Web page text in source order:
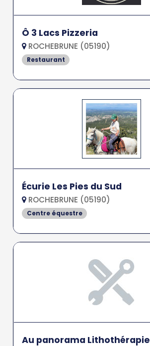
Ô 3 Lacs Pizzeria
ROCHEBRUNE (05190)
Restaurant
Écurie Les Pies du Sud
ROCHEBRUNE (05190)
Centre équestre
Au panorama Lithothérapie